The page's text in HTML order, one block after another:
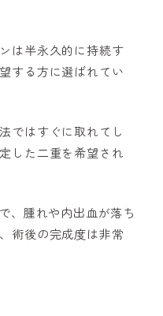
は半永久的に持続す
する方に選ばれてい
ではすぐに取れてし
した二重を希望され
、腫れや内出血が落ち
術後の完成度は非常